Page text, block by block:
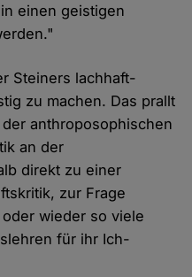
einen geistigen
Steiners lachhaft-
zu machen. Das prallt
anthroposophischen
an der
direkt zu einer
zur Frage
wieder so viele
für ihr Ich-